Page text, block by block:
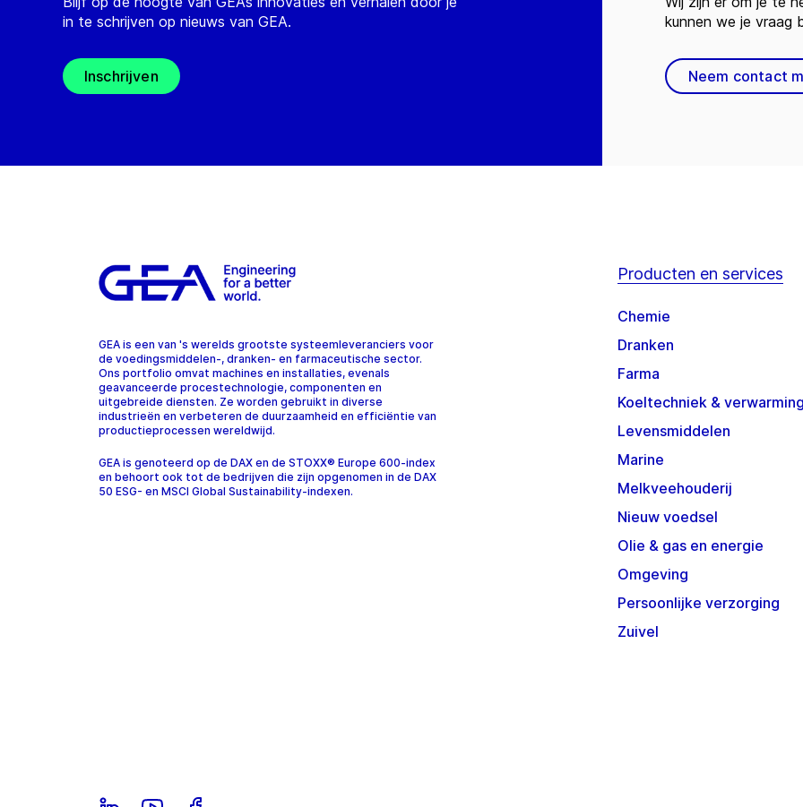
in te schrijven op nieuws van GEA.
Inschrijven
kunnen we je vraag
Neem contact
GEA is een van 's werelds grootste systeemleveranciers voor
de voedingsmiddelen-, dranken- en farmaceutische sector.
Ons portfolio omvat machines en installaties, evenals
geavanceerde procestechnologie, componenten en
uitgebreide diensten. Ze worden gebruikt in diverse
industrieën en verbeteren de duurzaamheid en efficiëntie van
productieprocessen wereldwijd.
GEA is genoteerd op de DAX en de STOXX® Europe 600-index
en behoort ook tot de bedrijven die zijn opgenomen in de DAX
50 ESG- en MSCI Global Sustainability-indexen.
Producten en services
Chemie
Dranken
Farma
Koeltechniek & verwarming
Levensmiddelen
Marine
Melkveehouderij
Nieuw voedsel
Olie & gas en energie
Omgeving
Persoonlijke verzorging
Zuivel